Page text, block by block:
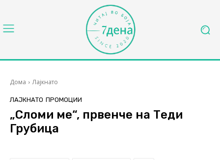
Дома Лајкнато
ЛАЈКНАТО ПРОМОЦИИ
„Сломи ме“, првенче на Теди
Грубица